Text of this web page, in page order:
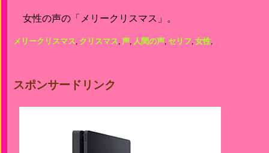
女性の声の「メリークリスマス」。
メリークリスマス, クリスマス, 声, 人間の声, セリフ, 女性,
スポンサードリンク